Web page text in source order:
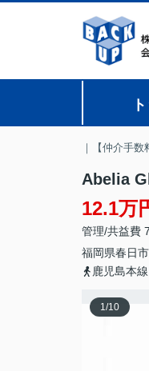
｜【仲介手
Abelia
12.1万
管理/共益費
福岡県春日市
鹿児島本
1/10